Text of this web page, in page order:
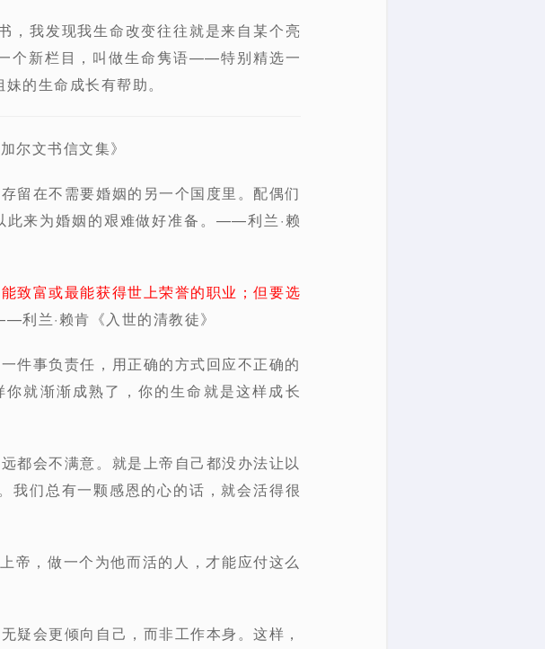
，我发现我生命改变往往就是来自某个亮
个新栏目，叫做生命隽语——特别精选一
的生命成长有帮助。
文书信文集》
留在不需要婚姻的另一个国度里。配偶们
此来为婚姻的艰难做好准备。——利兰·赖
致富或最能获得世上荣誉的职业；但要选
利兰·赖肯《入世的清教徒》
件事负责任，用正确的方式回应不正确的
就渐渐成熟了，你的生命就是这样成长
都会不满意。就是上帝自己都没办法让以
我们总有一颗感恩的心的话，就会活得很
帝，做一个为他而活的人，才能应付这么
疑会更倾向自己，而非工作本身。这样，